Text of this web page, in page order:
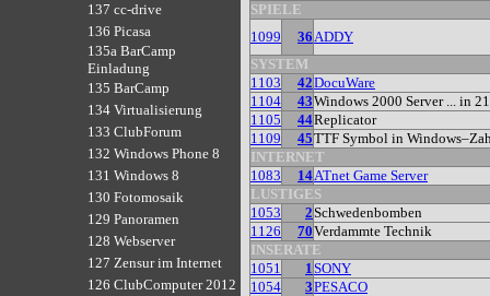
137 cc-drive
136 Picasa
135a BarCamp
Einladung
135 BarCamp
134 Virtualisierung
133 ClubForum
132 Windows Phone 8
131 Windows 8
130 Fotomosaik
129 Panoramen
128 Webserver
127 Zensur im Internet
126 ClubComputer 2012
SPIELE
1099
36ADDY
SYSTEM
1103
42DocuWare
1104
43Windows 2000 Server ... in
1105
44Replicator
1109
45TTF Symbol in
INTERNET
1083
14ATnet Game Server
LUSTIGES
1053
2Schwedenbomben
1126
70Verdammte Technik
INSERATE
1051
1SONY
1054
3PESACO